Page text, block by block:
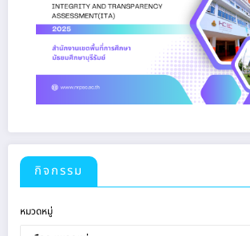
กิจกรรม
หมวดหมู่